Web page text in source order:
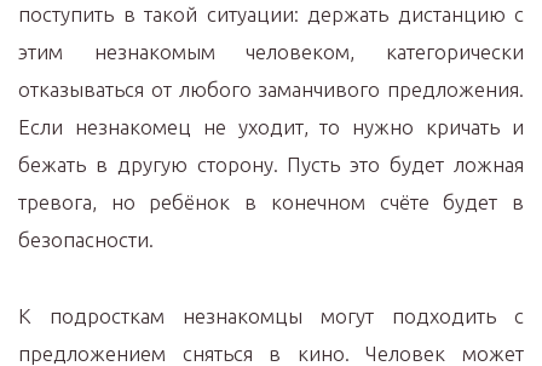
поступить в такой ситуации: держать дистанцию с
этим незнакомым человеком, категорически
отказываться от любого заманчивого предложения.
Если незнакомец не уходит, то нужно кричать и
бежать в другую сторону. Пусть это будет ложная
тревога, но ребёнок в конечном счёте будет в
безопасности.
К подросткам незнакомцы могут подходить с
предложением сняться в кино. Человек может